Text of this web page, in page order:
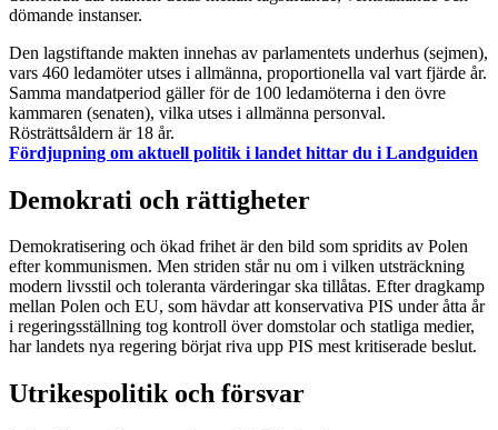
dömande instanser.
Den lagstiftande makten innehas av parlamentets underhus (sejmen),
vars 460 ledamöter utses i allmänna, proportionella val vart fjärde år.
Samma mandatperiod gäller för de 100 ledamöterna i den övre
kammaren (senaten), vilka utses i allmänna personval.
Rösträttsåldern är 18 år.
Fördjupning om aktuell politik i landet hittar du i Landguiden
Demokrati och rättigheter
Demokratisering och ökad frihet är den bild som spridits av Polen
efter kommunismen. Men striden står nu om i vilken utsträckning
modern livsstil och toleranta värderingar ska tillåtas. Efter dragkamp
mellan Polen och EU, som hävdar att konservativa PIS under åtta år
i regeringsställning tog kontroll över domstolar och statliga medier,
har landets nya regering börjat riva upp PIS mest kritiserade beslut.
Utrikespolitik och försvar